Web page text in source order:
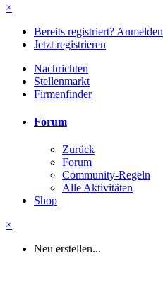
×
Bereits registriert? Anmelden
Jetzt registrieren
Nachrichten
Stellenmarkt
Firmenfinder
Forum
Zurück
Forum
Community-Regeln
Alle Aktivitäten
Shop
×
Neu erstellen...